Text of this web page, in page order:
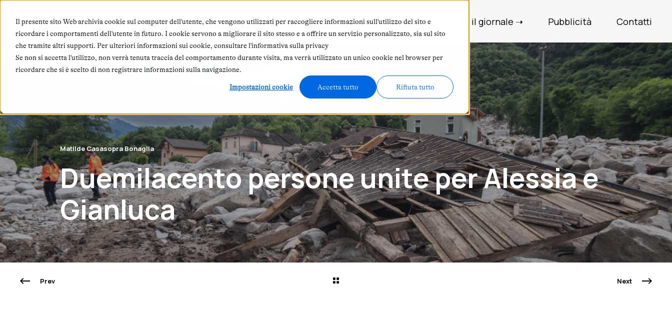
Il presente sito Web archivia cookie sul computer dell'utente, che vengono utilizzati per raccogliere informazioni sull'utilizzo del sito e
ricordare i comportamenti dell'utente in futuro. I cookie servono a migliorare il sito stesso e a offrire un servizio personalizzato, sia sul sito
che tramite altri supporti. Per ulteriori informazioni sui cookie, consultare l'informativa sulla privacy
Se non si accetta l'utilizzo, non verrà tenuta traccia del comportamento durante visita, ma verrà utilizzato un unico cookie nel browser per
ricordare che si è scelto di non registrare informazioni sulla navigazione.
Impostazioni cookie Accetta tutto Rifiuta tutto
Chi siamo Abbonamento In primo piano Leggi il giornale ➝ Pubblicità Contatti
Matilde Casasopra Bonaglia
Duemilacento persone unite per Alessia e
Gianluca
Prev Next